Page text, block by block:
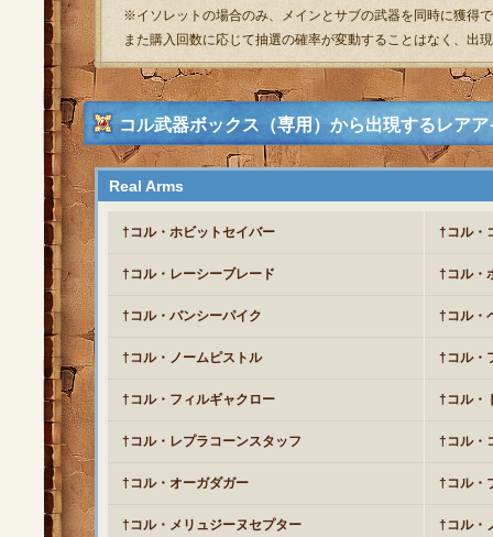
※イソレットの場合のみ、メインとサブの武器を同時に獲得
また購入回数に応じて抽選の確率が変動することはなく、出
コル武器ボックス（専用）から出現するレア
Real Arms
†コル・ホビットセイバー †コル・
†コル・レーシーブレード †コル・
†コル・バンシーパイク †コル・
†コル・ノームピストル †コル・
†コル・フィルギャクロー †コル・
†コル・レプラコーンスタッフ †コル・
†コル・オーガダガー †コル・
†コル・メリュジーヌセプター †コル・